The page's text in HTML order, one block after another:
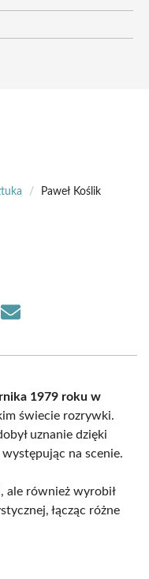
/ Paweł Koślik
Share
1979 roku w
świecie rozrywki.
uznanie dzięki
na scenie.
ale również wyrobił
łącząc różne